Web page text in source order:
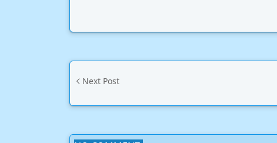
Next Post